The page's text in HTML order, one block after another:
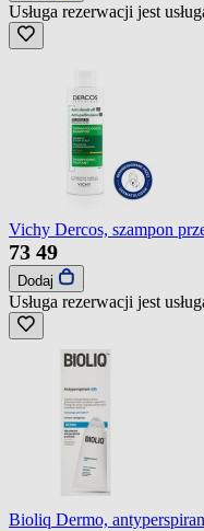
Usługa rezerwacji jest
Vichy Dercos, szampon
73 49
Dodaj
Usługa rezerwacji jest
Bioliq Dermo,